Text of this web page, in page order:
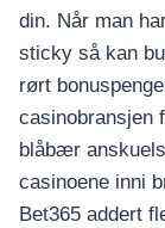
din. Når man
sticky så kan
rørt
casinobransjen
blåbær
casinoene inni
Bet365 addert